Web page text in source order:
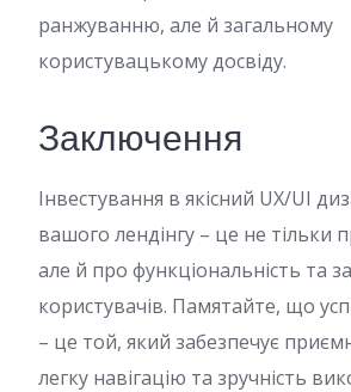
ранжуванню, але й загальному
користувацькому досвіду.
Заключення
Інвестування в якісний UX/UI
вашого лендінгу – це не тільки
але й про функціональність та
користувачів. Памятайте, що
– це той, який забезпечує
легку навігацію та зручність